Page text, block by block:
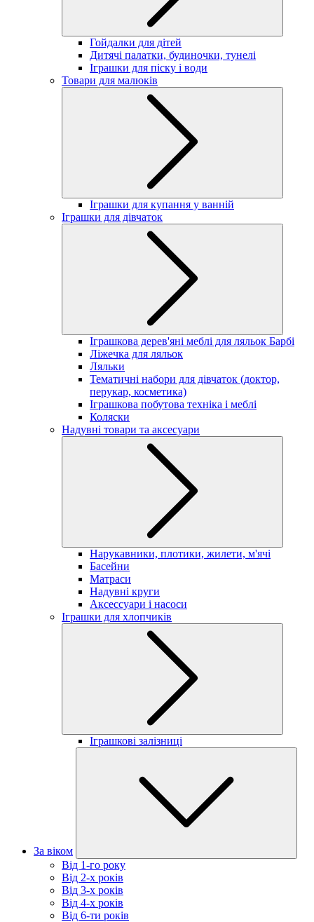
Гойдалки для дітей
Дитячі палатки, будиночки, тунелі
Іграшки для піску і води
Товари для малюків
Іграшки для купання у ванній
Іграшки для дівчаток
Іграшкова дерев'яні меблі для ляльок Барбі
Ліжечка для ляльок
Ляльки
Тематичні набори для дівчаток (доктор,
перукар, косметика)
Іграшкова побутова техніка і меблі
Коляски
Надувні товари та аксесуари
Нарукавники, плотики, жилети, м'ячі
Басейни
Матраси
Надувні круги
Аксессуари і насоси
Іграшки для хлопчиків
Іграшкові залізниці
За віком
Від 1-го року
Від 2-х років
Від 3-х років
Від 4-х років
Від 6-ти років